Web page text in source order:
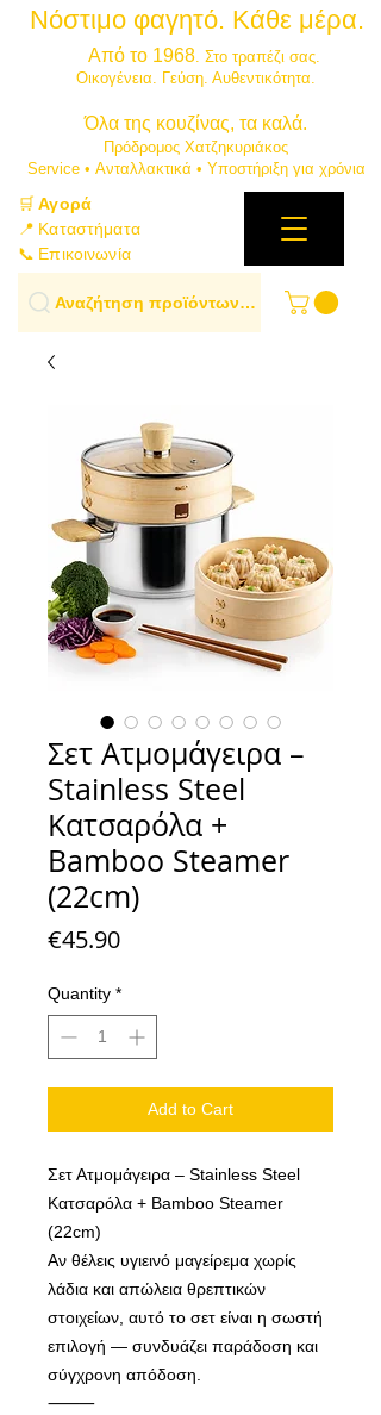
Νόστιμο φαγητό. Κάθε μέρα.
Από το 1968. Στο τραπέζι σας.
​Οικογένεια. Γεύση. Αυθεντικότητα.
​Όλα της κουζίνας, τα καλά.
Πρόδρομος Χατζηκυριάκος
​Service • Ανταλλακτικά • Υποστήριξη για χρόνια
🛒Αγορά
📍 Καταστήματα
📞 Επικοινωνία
Αναζήτηση προϊόντων…
Σετ Ατμομάγειρα –
Stainless Steel
Κατσαρόλα +
Bamboo Steamer
(22cm)
€45.90Price
Quantity *
Add to Cart
Σετ Ατμομάγειρα – Stainless Steel
Κατσαρόλα + Bamboo Steamer
(22cm)
Αν θέλεις υγιεινό μαγείρεμα χωρίς
λάδια και απώλεια θρεπτικών
στοιχείων, αυτό το σετ είναι η σωστή
επιλογή — συνδυάζει παράδοση και
σύγχρονη απόδοση.
⸻